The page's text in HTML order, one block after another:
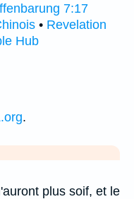
7:17
• Revelation
Hub
.
plus soif, et le